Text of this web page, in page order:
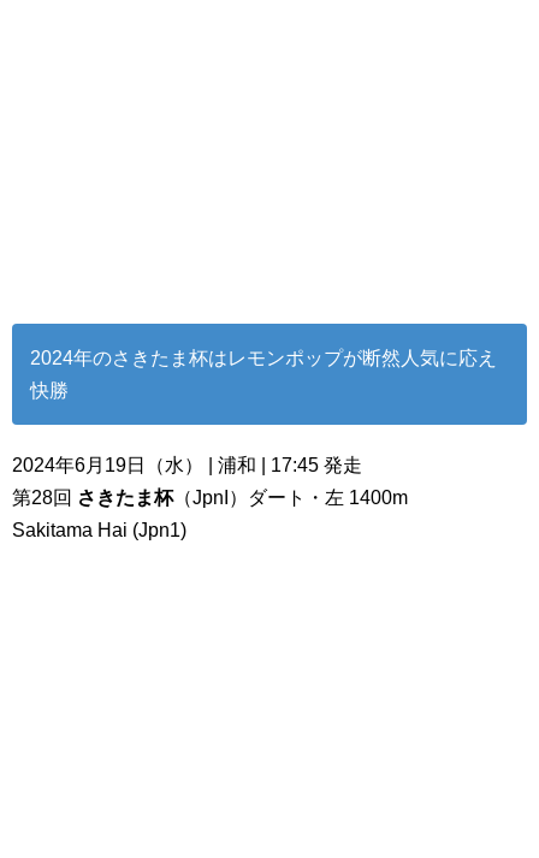
2024年のさきたま杯はレモンポップが断然人気に応え
快勝
2024年6月19日（水） | 浦和 | 17:45 発走
第28回 さきたま杯（JpnI）ダート・左 1400m
Sakitama Hai (Jpn1)